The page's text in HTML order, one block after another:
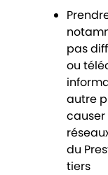
pas
ou
autre
du
tiers